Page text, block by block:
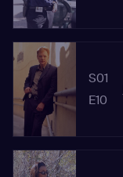
S01
E10